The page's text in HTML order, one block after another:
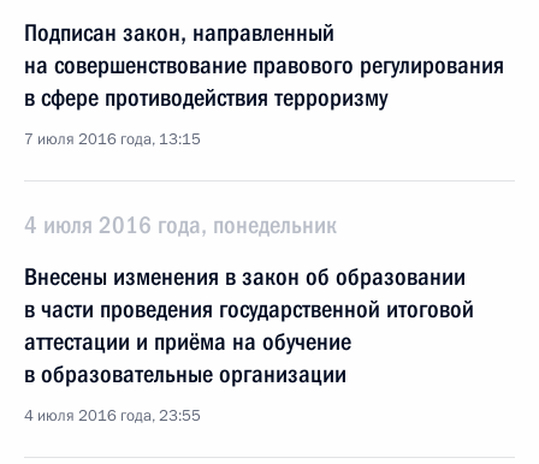
Подписан закон, направленный
на совершенствование правового регулирования
в сфере противодействия терроризму
7 июля 2016 года, 13:15
4 июля 2016 года, понедельник
Внесены изменения в закон об образовании
в части проведения государственной итоговой
аттестации и приёма на обучение
в образовательные организации
4 июля 2016 года, 23:55